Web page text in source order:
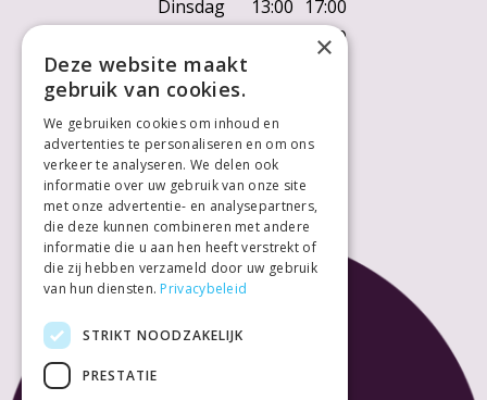
Dinsdag
13:00 17:00
18:00
Donderdag
Vrijdag
Zaterdag
10:00
Zondag
Gesloten
×
Deze website maakt
gebruik van cookies.
We gebruiken cookies om inhoud en
advertenties te personaliseren en om ons
verkeer te analyseren. We delen ook
informatie over uw gebruik van onze site
met onze advertentie- en analysepartners,
die deze kunnen combineren met andere
informatie die u aan hen heeft verstrekt of
die zij hebben verzameld door uw gebruik
van hun diensten. Privacybeleid
STRIKT NOODZAKELIJK
PRESTATIE